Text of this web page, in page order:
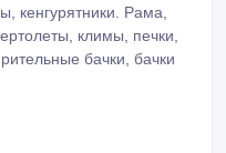
кенгурятники. Рама,
климы, печки,
бачки, бачки